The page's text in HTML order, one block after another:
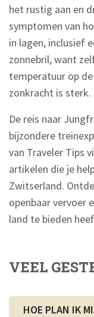
het rustig aan en
symptomen van
in lagen, inclusief
zonnebril, want
temperatuur op
zonkracht is sterk.
De reis naar
bijzondere
van Traveler Tips
artikelen die je
Zwitserland.
openbaar vervoer
land te bieden
VEEL
HOE PLAN IK